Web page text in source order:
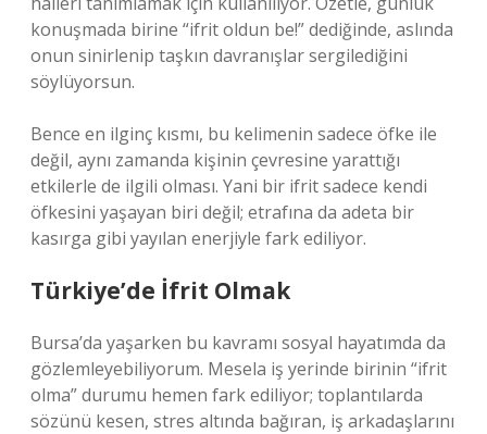
konuşmada birine “ifrit oldun be!” dediğinde, aslında
onun sinirlenip taşkın davranışlar sergilediğini
söylüyorsun.
Bence en ilginç kısmı, bu kelimenin sadece öfke ile
değil, aynı zamanda kişinin çevresine yarattığı
etkilerle de ilgili olması. Yani bir ifrit sadece kendi
öfkesini yaşayan biri değil; etrafına da adeta bir
kasırga gibi yayılan enerjiyle fark ediliyor.
Türkiye’de İfrit Olmak
Bursa’da yaşarken bu kavramı sosyal hayatımda da
gözlemleyebiliyorum. Mesela iş yerinde birinin “ifrit
olma” durumu hemen fark ediliyor; toplantılarda
sözünü kesen, stres altında bağıran, iş arkadaşlarını